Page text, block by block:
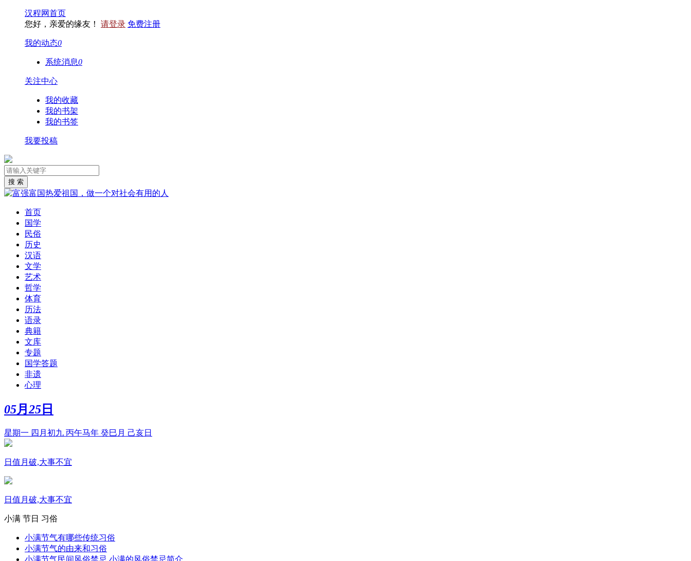
汉程网首页
您好，亲爱的缘友！ 请登录 免费注册
我的动态0
系统消息0
关注中心
我的收藏
我的书架
我的书签
我要投稿
首页
国学
民俗
历史
汉语
文学
艺术
哲学
体育
历法
语录
典籍
文库
专题
国学答题
非遗
心理
05月 25 日
星期一 四月初九 丙午马年 癸巳月 己亥日
日值月破,大事不宜
日值月破,大事不宜
小满 节日 习俗
小满节气有哪些传统习俗
小满节气的由来和习俗
小满节气民间风俗禁忌 小满的风俗禁忌简介